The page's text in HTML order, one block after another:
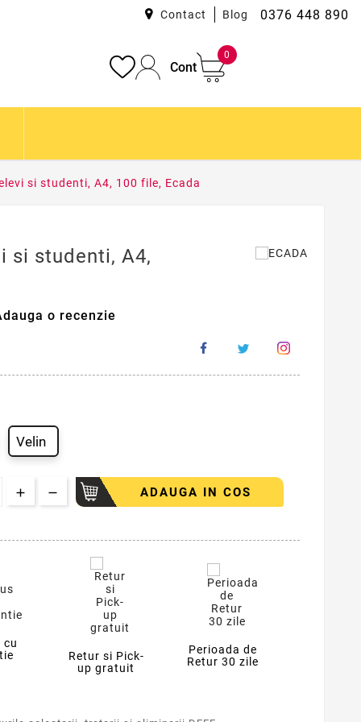
0376 448 890
Contact Blog
Cont
0
si studenti, A4, 100 file, Ecada
si studenti, A4,
o recenzie
Velin
ADAUGA IN COS
cu
Retur si Pick-
up gratuit
Perioada de
Retur 30 zile